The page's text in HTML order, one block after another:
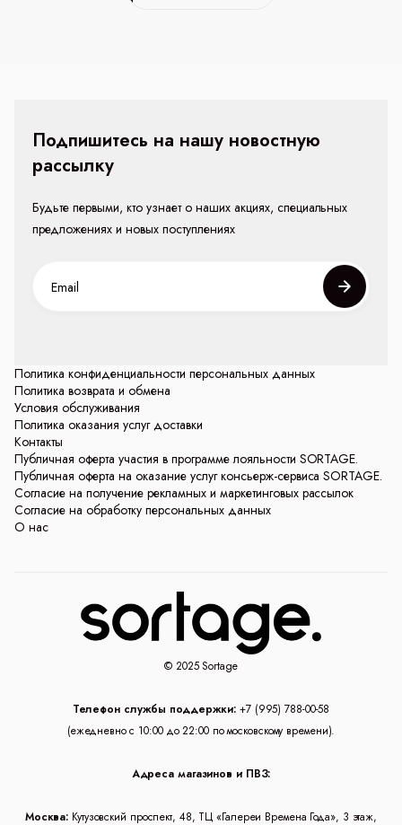
Политика конфиденциальности персональных данных
Политика возврата и обмена
Условия обслуживания
Политика оказания услуг доставки
Контакты
Публичная оферта участия в программе лояльности SORTAGE.
Публичная оферта на оказание услуг консьерж-сервиса SORTAGE.
Согласие на получение рекламных и маркетинговых рассылок
Согласие на обработку персональных данных
О нас
Подпишитесь на нашу новостную
рассылку
Будьте первыми, кто узнает о наших акциях, специальных
предложениях и новых поступлениях
© 2025 Sortage
Телефон службы поддержки: +7 (995) 788-00-58
(ежедневно с 10:00 до 22:00 по московскому времени).
Адреса магазинов и ПВЗ:
Москва: Кутузовский проспект, 48, ТЦ «Галереи Времена Года», 3 этаж,